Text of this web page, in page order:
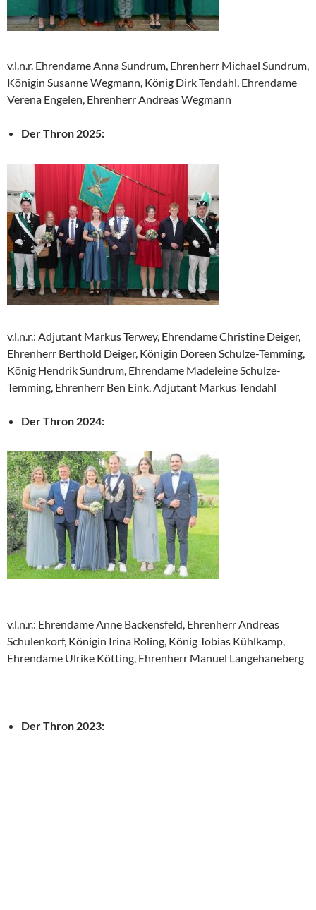
v.l.n.r. Ehrendame Anna Sundrum, Ehrenherr Michael Sundrum,
Königin Susanne Wegmann, König Dirk Tendahl, Ehrendame
Verena Engelen, Ehrenherr Andreas Wegmann
Der Thron 2025:
v.l.n.r.: Adjutant Markus Terwey, Ehrendame Christine Deiger,
Ehrenherr Berthold Deiger, Königin Doreen Schulze-Temming,
König Hendrik Sundrum, Ehrendame Madeleine Schulze-
Temming, Ehrenherr Ben Eink, Adjutant Markus Tendahl
Der Thron 2024:
v.l.n.r.: Ehrendame Anne Backensfeld, Ehrenherr Andreas
Schulenkorf, Königin Irina Roling, König Tobias Kühlkamp,
Ehrendame Ulrike Kötting, Ehrenherr Manuel Langehaneberg
Der Thron 2023: